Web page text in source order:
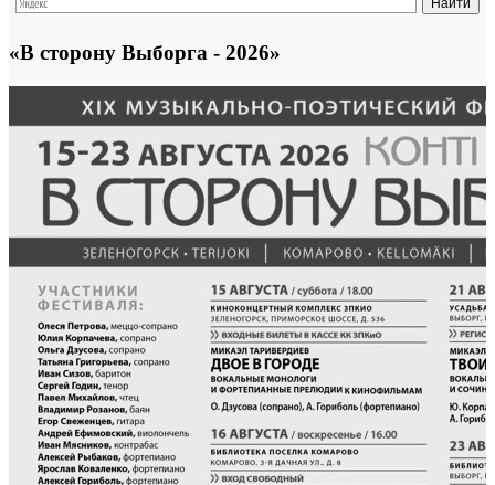
«В сторону Выборга - 2026»